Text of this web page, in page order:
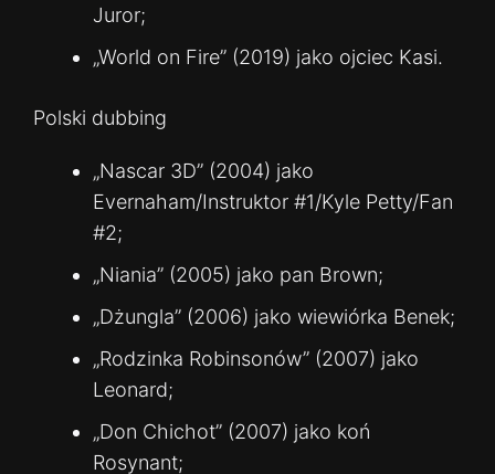
Juror;
„World on Fire” (2019) jako ojciec Kasi.
Polski dubbing
„Nascar 3D” (2004) jako
Evernaham/Instruktor #1/Kyle Petty/Fan
#2;
„Niania” (2005) jako pan Brown;
„Dżungla” (2006) jako wiewiórka Benek;
„Rodzinka Robinsonów” (2007) jako
Leonard;
„Don Chichot” (2007) jako koń
Rosynant;